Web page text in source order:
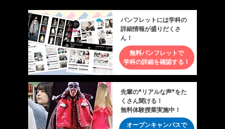
パンフレットには学科の
詳細情報が盛りだくさ
ん！
無料パンフレットで
学科の詳細を確認する！
先輩の"リアルな声"をた
くさん聞ける！
無料体験授業実施中！
オープンキャンパスで